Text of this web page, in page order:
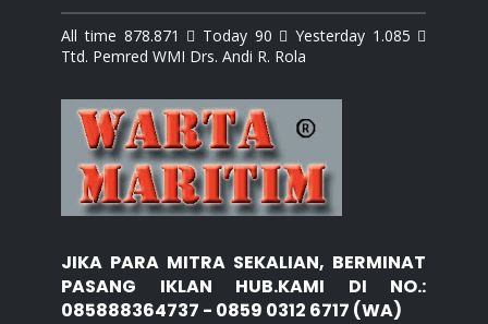
All time 878.871  Today 90  Yesterday 1.085 
Ttd. Pemred WMI Drs. Andi R. Rola
JIKA PARA MITRA SEKALIAN, BERMINAT
PASANG IKLAN HUB.KAMI DI NO.:
085888364737 - 0859 0312 6717 (WA)